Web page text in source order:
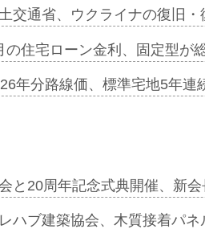
ンカフェ…
協業=お互…
コリビング…
交通省、ウクライナの復旧
の住宅ローン金利、固定型が
年分路線価、標準宅地5年
を提案=P…
ンビ…
と20周年記念式典開催、新
ハブ建築協会、木質接着パ